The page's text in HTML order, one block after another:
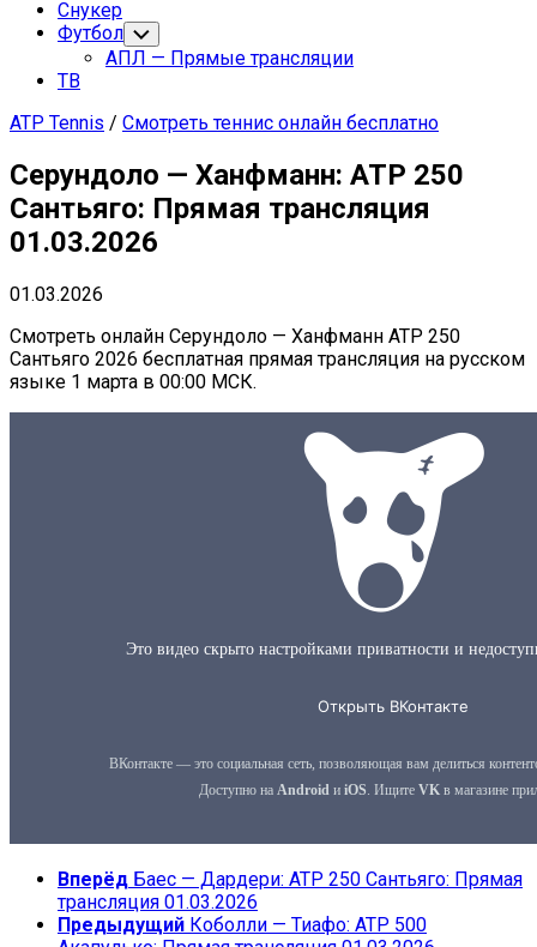
Снукер
Футбол Переключатель
дочернего
меню
АПЛ — Прямые трансляции
ТВ
ATP Tennis / Смотреть теннис онлайн бесплатно
Серундоло — Ханфманн: ATP 250
Сантьяго: Прямая трансляция
01.03.2026
01.03.2026
Смотреть онлайн Серундоло — Ханфманн ATP 250
Сантьяго 2026 бесплатная прямая трансляция на русском
языке 1 марта в 00:00 МСК.
Вперёд Баес — Дардери: ATP 250 Сантьяго: Прямая
трансляция 01.03.2026
Предыдущий Коболли — Тиафо: ATP 500